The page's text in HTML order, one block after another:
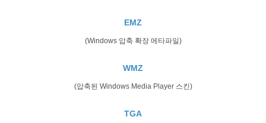
EMZ
(Windows 압축 확장 메타파일)
WMZ
(압축된 Windows Media Player 스킨)
TGA